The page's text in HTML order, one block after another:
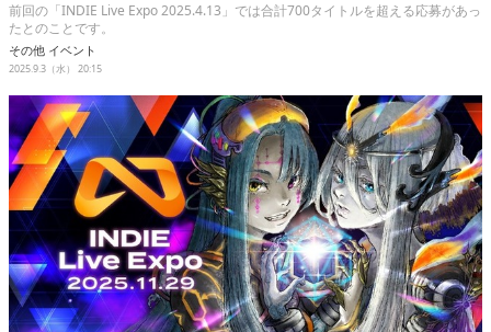
産業政策
連載
イベント/セミナー
eスポーツ
前回の「INDIE Live Expo 2025.4.13」では合計700タイトルを超える応募があっ
たとのことです。
その他 イベント
2025.9.3（水） 20:15